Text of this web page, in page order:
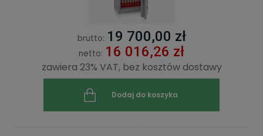
brutto: 19 700,00 zł
netto: 16 016,26 zł
zawiera 23% VAT, bez kosztów dostawy
Dodaj do koszyka